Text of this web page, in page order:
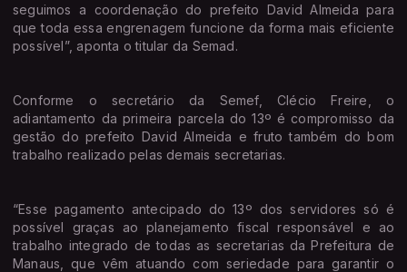
seguimos a coordenação do prefeito David Almeida para
que toda essa engrenagem funcione da forma mais eficiente
possível”, aponta o titular da Semad.
Conforme o secretário da Semef, Clécio Freire, o
adiantamento da primeira parcela do 13º é compromisso da
gestão do prefeito David Almeida e fruto também do bom
trabalho realizado pelas demais secretarias.
“Esse pagamento antecipado do 13º dos servidores só é
possível graças ao planejamento fiscal responsável e ao
trabalho integrado de todas as secretarias da Prefeitura de
Manaus, que vêm atuando com seriedade para garantir o